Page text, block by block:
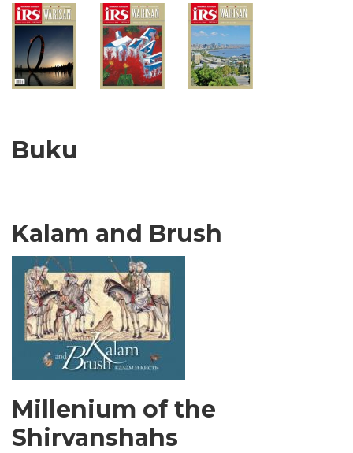
Buku
Kalam and Brush
Millenium of the
Shirvanshahs